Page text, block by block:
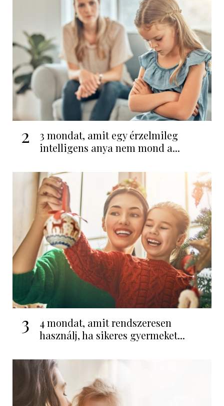
2
3 mondat, amit egy érzelmileg
intelligens anya nem mond a...
3
4 mondat, amit rendszeresen
használj, ha sikeres gyermeket...